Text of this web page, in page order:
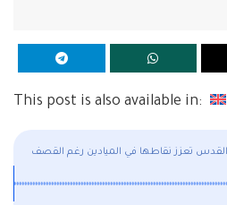
This post is also available in:
القدس تعزز نقاطها في الميادين رغم القصف